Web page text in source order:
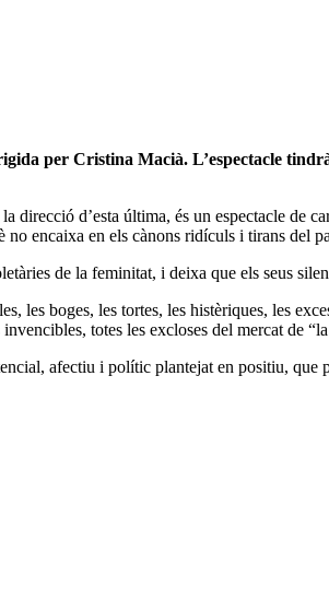
per Cristina Macià. L’espectacle
direcció d’esta última, és un espectacle de
encaixa en els cànons ridículs i tirans del
de la feminitat, i deixa que els seus
les boges, les tortes, les histèriques, les
totes les excloses del mercat de
afectiu i polític plantejat en positiu, que